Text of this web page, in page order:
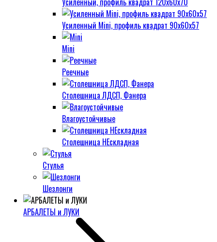
Усиленный Mini, профиль квадрат 90х60х57
Mini
Реечные
Столешница ЛДСП, Фанера
Влагоустойчивые
Столешница НЕскладная
Стулья
Шезлонги
АРБАЛЕТЫ и ЛУКИ